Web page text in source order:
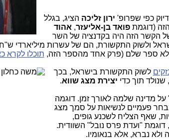
כפי שפרופ' ירון זליכה הציג, בגלל
(דוגמתפואד בן-אליעזר, אהוד
הקשר הזה היה בקדנציה של השר
ולשוק התקשורת, הם של עשרות מיליארדי
ספר שלם (פרק אחד מהספר הזה, תוכלו לקרא
לשוק התקשורת בישראל, בכך
שנולד תוך כדי יצירת מצג שווא.
מדינה שלמה לאורך זמן. דוגמה
פעמיים לנשיאות על סמך מצג
שאף הצליח לשכנע גופים,
"ועדת פרס נובל" השוודית.
נברא, אלא בנאומיו.